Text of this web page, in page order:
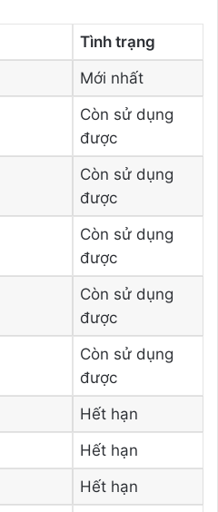
Tình trạng
Mới nhất
Còn sử dụng
được
Còn sử dụng
được
Còn sử dụng
được
Còn sử dụng
được
Còn sử dụng
được
Hết hạn
Hết hạn
Hết hạn